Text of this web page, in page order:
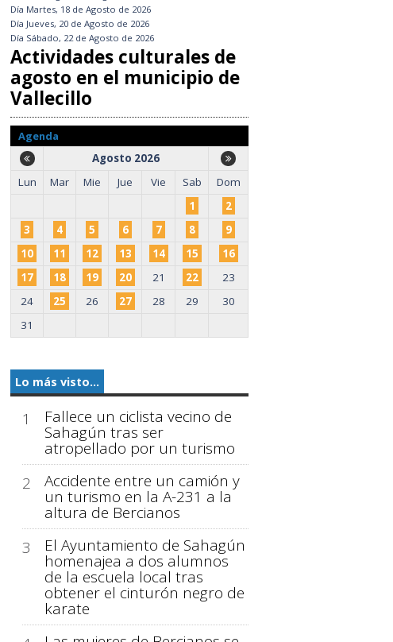
Día Martes, 18 de Agosto de 2026
Día Jueves, 20 de Agosto de 2026
Día Sábado, 22 de Agosto de 2026
Actividades culturales de
agosto en el municipio de
Vallecillo
Agenda
Agosto 2026
Lun
Mar Mie Jue Vie Sab
Dom
1
2
3
4 5 6 7 8
9
10
11 12 13 14 15
16
17
18 19 20 21 22
23
24
25 26 27 28 29
30
31
Lo más visto...
1 Fallece un ciclista vecino de
Sahagún tras ser
atropellado por un turismo
2
Accidente entre un camión y
un turismo en la A-231 a la
altura de Bercianos
3
El Ayuntamiento de Sahagún
homenajea a dos alumnos
de la escuela local tras
obtener el cinturón negro de
karate